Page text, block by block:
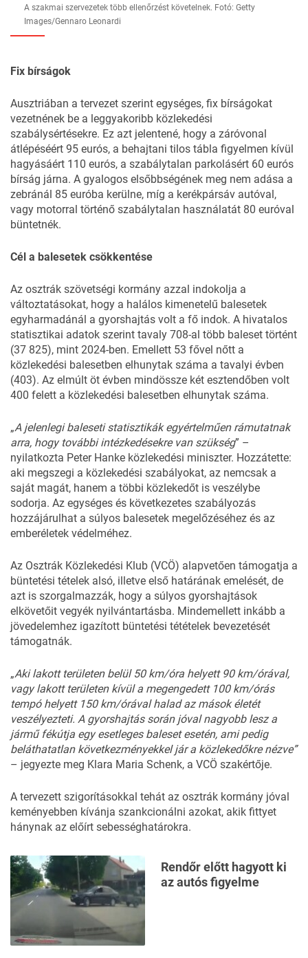
A szakmai szervezetek több ellenőrzést követelnek. Fotó: Getty
Images/Gennaro Leonardi
Fix bírságok
Ausztriában a tervezet szerint egységes, fix bírságokat
vezetnének be a leggyakoribb közlekedési
szabálysértésekre. Ez azt jelentené, hogy a záróvonal
átlépéséért 95 eurós, a behajtani tilos tábla figyelmen kívül
hagyásáért 110 eurós, a szabálytalan parkolásért 60 eurós
bírság járna. A gyalogos elsőbbségének meg nem adása a
zebránál 85 euróba kerülne, míg a kerékpársáv autóval,
vagy motorral történő szabálytalan használatát 80 euróval
büntetnék.
Cél a balesetek csökkentése
Az osztrák szövetségi kormány azzal indokolja a
változtatásokat, hogy a halálos kimenetelű balesetek
egyharmadánál a gyorshajtás volt a fő indok. A hivatalos
statisztikai adatok szerint tavaly 708-al több baleset történt
(37 825), mint 2024-ben. Emellett 53 fővel nőtt a
közlekedési balesetben elhunytak száma a tavalyi évben
(403). Az elmúlt öt évben mindössze két esztendőben volt
400 felett a közlekedési balesetben elhunytak száma.
„A jelenlegi baleseti statisztikák egyértelműen rámutatnak
arra, hogy további intézkedésekre van szükség” –
nyilatkozta Peter Hanke közlekedési miniszter. Hozzátette:
aki megszegi a közlekedési szabályokat, az nemcsak a
saját magát, hanem a többi közlekedőt is veszélybe
sodorja. Az egységes és következetes szabályozás
hozzájárulhat a súlyos balesetek megelőzéséhez és az
emberéletek védelméhez.
Az Osztrák Közlekedési Klub (VCÖ) alapvetően támogatja a
büntetési tételek alsó, illetve első határának emelését, de
azt is szorgalmazzák, hogy a súlyos gyorshajtások
elkövetőit vegyék nyilvántartásba. Mindemellett inkább a
jövedelemhez igazított büntetési tétételek bevezetését
támogatnák.
„Aki lakott területen belül 50 km/óra helyett 90 km/órával,
vagy lakott területen kívül a megengedett 100 km/órás
tempó helyett 150 km/órával halad az mások életét
veszélyezteti. A gyorshajtás során jóval nagyobb lesz a
jármű fékútja egy esetleges baleset esetén, ami pedig
beláthatatlan következményekkel jár a közlekedőkre nézve”
– jegyezte meg Klara Maria Schenk, a VCÖ szakértője.
A tervezett szigorításokkal tehát az osztrák kormány jóval
keményebben kívánja szankcionálni azokat, akik fittyet
hánynak az előírt sebességhatárokra.
Rendőr előtt hagyott ki
az autós figyelme